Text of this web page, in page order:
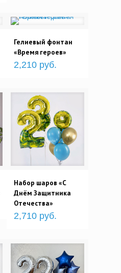
Гелиевый фонтан
«Время героев»
2,210 руб.
Набор шаров «С
Днём Защитника
Отечества»
2,710 руб.